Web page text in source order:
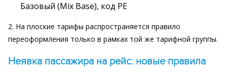
Базовый (Mix Base), код PE
2. На плоские тарифы распространяется правило
переоформления только в рамках той же тарифной группы.
Неявка пассажира на рейс: новые правила